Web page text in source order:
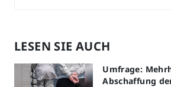
LESEN SIE AUCH
Umfrage:
Abschaffung